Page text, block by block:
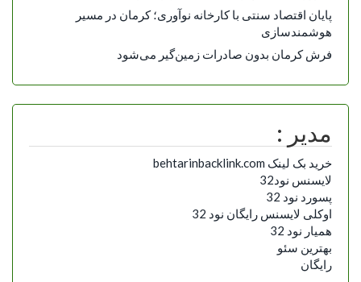
پایان اقتصاد سنتی با کارخانه نوآوری؛ کرمان در مسیر
هوشمندسازی
فرش کرمان بدون صادرات زمین‌گیر می‌شود
مدیر :
خرید بک لینک behtarinbacklink.com
لایسنس نود32
پسورد نود 32
اوکلی لایسنس رایگان نود 32
همیار نود 32
بهترین سئو
رایگان